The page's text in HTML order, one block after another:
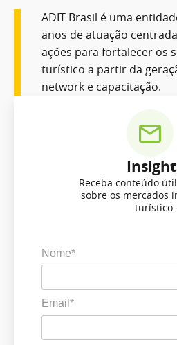
ADIT Brasil é uma
anos de atuação
ações para fortalecer os
turístico a partir da
network e capacitação.
Receba conteúdo
sobre os mercados
turístico.
Nome*
Email*